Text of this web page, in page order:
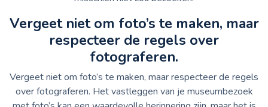
Vergeet niet om foto’s te maken, maar
respecteer de regels over
fotograferen.
Vergeet niet om foto’s te maken, maar respecteer de regels
over fotograferen. Het vastleggen van je museumbezoek